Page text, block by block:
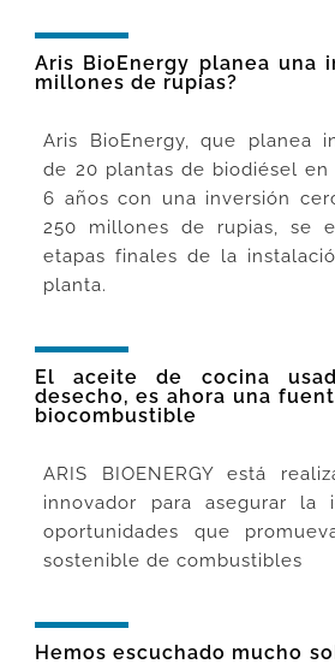
Aris BioEnergy planea una
millones de rupias?
Aris BioEnergy, que planea
de 20 plantas de biodiésel
6 años con una inversión
250 millones de rupias, se
etapas finales de la
planta.
El aceite de cocina
desecho, es ahora una
biocombustible
ARIS BIOENERGY está
innovador para asegurar la
oportunidades que
sostenible de combustibles
Hemos escuchado mucho